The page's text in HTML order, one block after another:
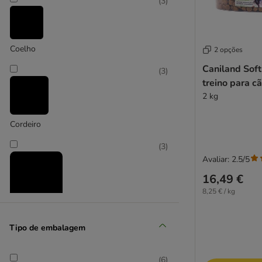
Braaaf
BugBell
Canibit
Concept for Life
DeliBest
Dogman
Green Petfood Snacks
Coelho
Cordeiro
(3)
(3)
Tipo de embalagem
2 opções
Caniland
treino para
2 kg
16,49 €
8,25 € / kg
Avaliar: 2.5/5